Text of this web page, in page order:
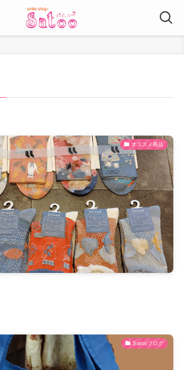
オススメ商品
Satooブログ